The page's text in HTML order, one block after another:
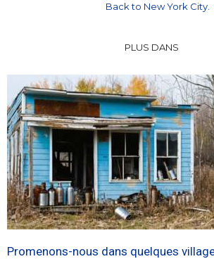
Back to New York City.
PLUS DANS
Promenons-nous dans quelques